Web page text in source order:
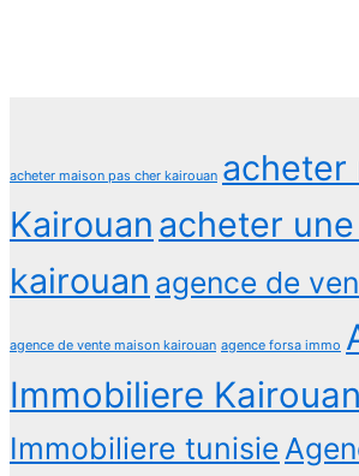
acheter maison pas cher kairouan acheter
Kairouan acheter
kairouan agence de
agence de vente maison kairouan agence forsa immo
Immobiliere Kairouan
Immobiliere tunisie